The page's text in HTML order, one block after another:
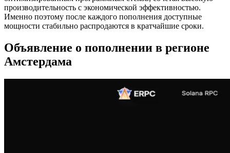
производительность с экономической эффективностью.
Именно поэтому после каждого пополнения доступные
мощности стабильно распродаются в кратчайшие сроки.
Объявление о пополнении в регионе
Амстердама